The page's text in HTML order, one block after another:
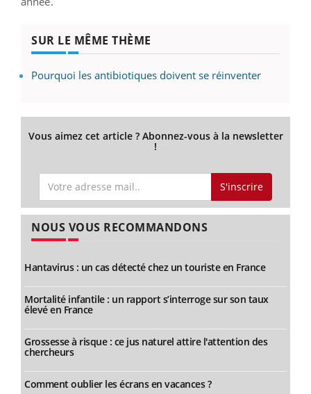
SUR LE MÊME THÈME
Pourquoi les antibiotiques doivent se réinventer
Vous aimez cet article ? Abonnez-vous à la newsletter
!
S'inscrire
NOUS VOUS RECOMMANDONS
Hantavirus : un cas détecté chez un touriste en France
Mortalité infantile : un rapport s’interroge sur son taux
élevé en France
Grossesse à risque : ce jus naturel attire l'attention des
chercheurs
Comment oublier les écrans en vacances ?